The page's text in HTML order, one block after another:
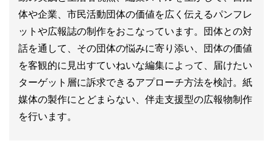
体や企業、市民活動団体の価値を広く伝えるパンフレ
ットや広報誌の制作をおこなっています。団体との対
話を通して、その団体の悩みに寄り添い、団体の価値
を客観的に見出すていねいな編集によって、届けたい
ターゲット層に訴求できるアプローチ方法を検討。紙
媒体の製作にとどまらない、伴走支援型の広報物制作
を行います。